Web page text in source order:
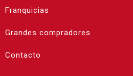
Franquicias
Grandes compradores
Contacto